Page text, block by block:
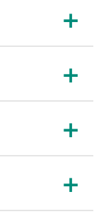
＋
＋
＋
＋